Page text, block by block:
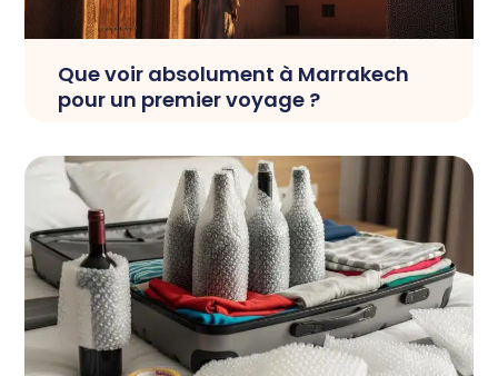
Que voir absolument à Marrakech
pour un premier voyage ?